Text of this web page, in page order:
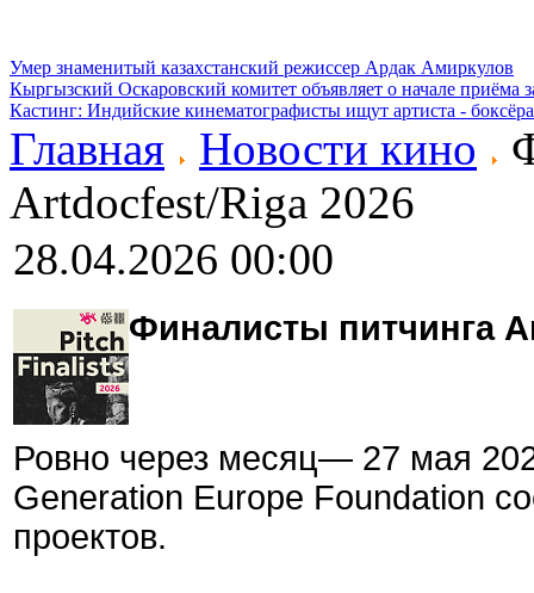
Умер знаменитый казахстанский режиссер Ардак Амиркулов
Кыргызский Оскаровский комитет объявляет о начале приёма
Кастинг: Индийские кинематографисты ищут артиста -
Главная Новости кино
Artdocfest/Riga 2026
28.04.2026 00:00
Финалисты питчинга
Ровно через месяц— 27 мая
Generation Europe Foundation
проектов.